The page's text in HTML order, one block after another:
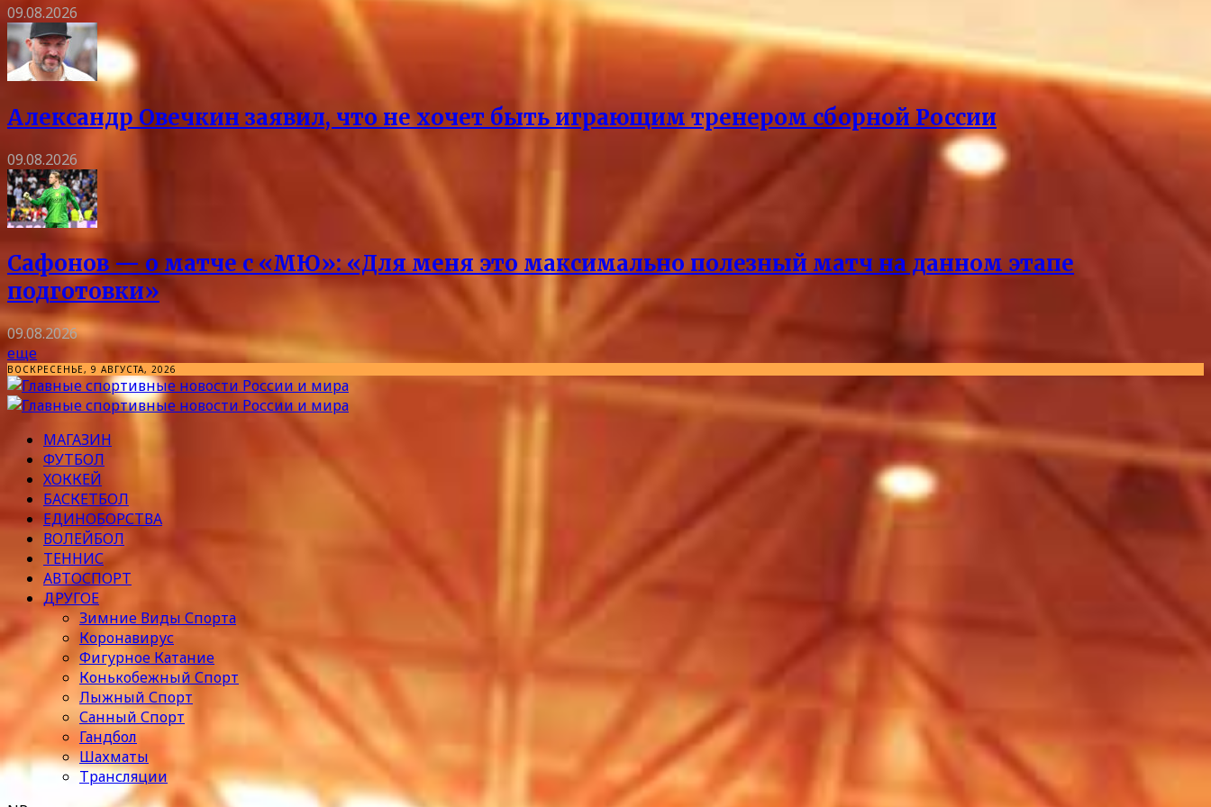
09.08.2026
Александр Овечкин заявил, что не хочет быть играющим тренером сборной России
09.08.2026
Сафонов — о матче с «МЮ»: «Для меня это максимально полезный матч на данном этапе
подготовки»
09.08.2026
еще
ВОСКРЕСЕНЬЕ, 9 АВГУСТА, 2026
МАГАЗИН
ФУТБОЛ
ХОККЕЙ
БАСКЕТБОЛ
ЕДИНОБОРСТВА
ВОЛЕЙБОЛ
ТЕННИС
АВТОСПОРТ
ДРУГОЕ
Зимние Виды Спорта
Коронавирус
Фигурное Катание
Конькобежный Спорт
Лыжный Спорт
Санный Спорт
Гандбол
Шахматы
Трансляции